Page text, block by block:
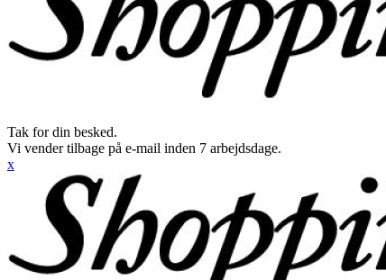
Tak for din besked.
Vi vender tilbage på e-mail inden 7 arbejdsdage.
x